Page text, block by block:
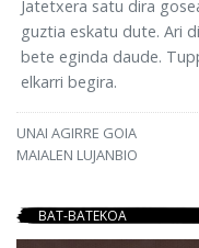
Jatetxera satu dira
guztia eskatu dute. Ari
bete eginda daude.
elkarri begira.
UNAI AGIRRE GOIA
MAIALEN LUJANBIO
BAT-BATEKOA